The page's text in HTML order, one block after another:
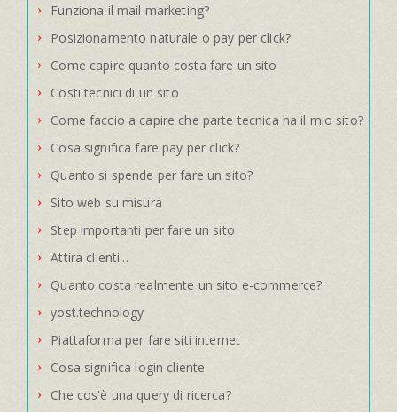
Funziona il mail marketing?
Posizionamento naturale o pay per click?
Come capire quanto costa fare un sito
Costi tecnici di un sito
Come faccio a capire che parte tecnica ha il mio sito?
Cosa significa fare pay per click?
Quanto si spende per fare un sito?
Sito web su misura
Step importanti per fare un sito
Attira clienti...
Quanto costa realmente un sito e-commerce?
yost.technology
Piattaforma per fare siti internet
Cosa significa login cliente
Che cos'è una query di ricerca?